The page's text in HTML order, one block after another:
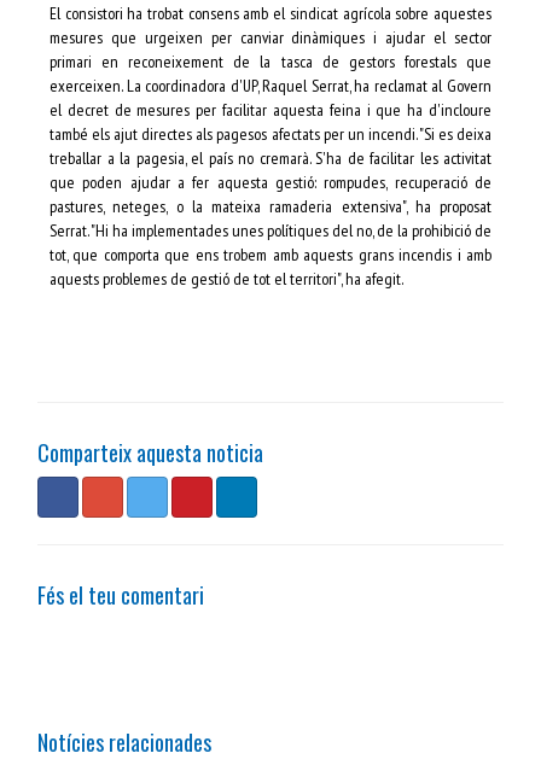
El consistori ha trobat consens amb el sindicat agrícola sobre aquestes
mesures que urgeixen per canviar dinàmiques i ajudar el sector
primari en reconeixement de la tasca de gestors forestals que
exerceixen. La coordinadora d'UP, Raquel Serrat, ha reclamat al Govern
el decret de mesures per facilitar aquesta feina i que ha d'incloure
també els ajut directes als pagesos afectats per un incendi. "Si es deixa
treballar a la pagesia, el país no cremarà. S'ha de facilitar les activitat
que poden ajudar a fer aquesta gestió: rompudes, recuperació de
pastures, neteges, o la mateixa ramaderia extensiva", ha proposat
Serrat. "Hi ha implementades unes polítiques del no, de la prohibició de
tot, que comporta que ens trobem amb aquests grans incendis i amb
aquests problemes de gestió de tot el territori", ha afegit.
Comparteix aquesta noticia
Fés el teu comentari
Notícies relacionades